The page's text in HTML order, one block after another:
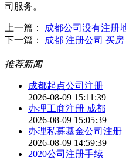
司服务。
上一篇：
成都公司没有注册
下一篇：
成都 注册公司 买房
推荐新闻
成都起点公司注册
2026-08-09 15:11:39
办理工商注册 成都
2026-08-09 15:05:39
办理私募基金公司注册
2026-08-09 14:59:39
2020公司注册手续